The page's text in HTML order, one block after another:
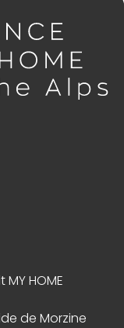
MY HOME
de Morzine